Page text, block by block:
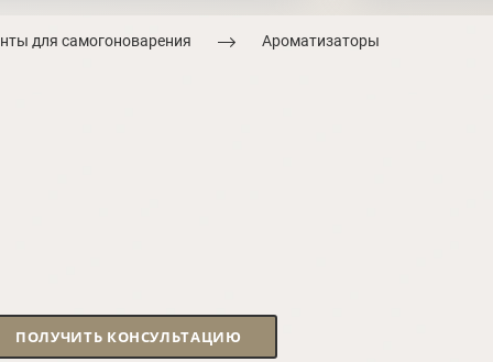
для самогоноварения Ароматизаторы
ПОЛУЧИТЬ КОНСУЛЬТАЦИЮ